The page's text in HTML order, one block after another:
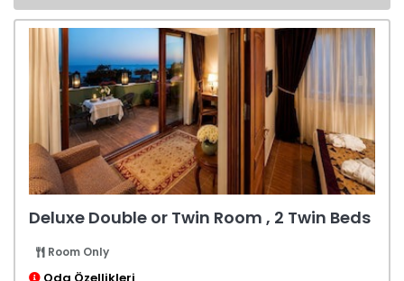
Deluxe Double or Twin Room , 2 Twin Beds
Room Only
Oda Özellikleri